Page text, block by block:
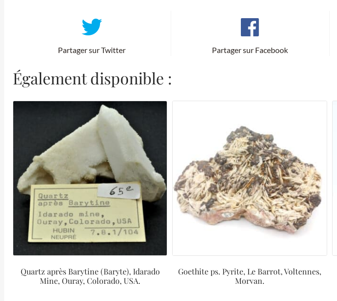
Partager sur Twitter Partager sur Facebook
Également disponible :
Quartz après Barytine (Baryte), Idarado
Mine, Ouray, Colorado, USA.
Goethite ps. Pyrite, Le Barrot, Voltennes,
Morvan.